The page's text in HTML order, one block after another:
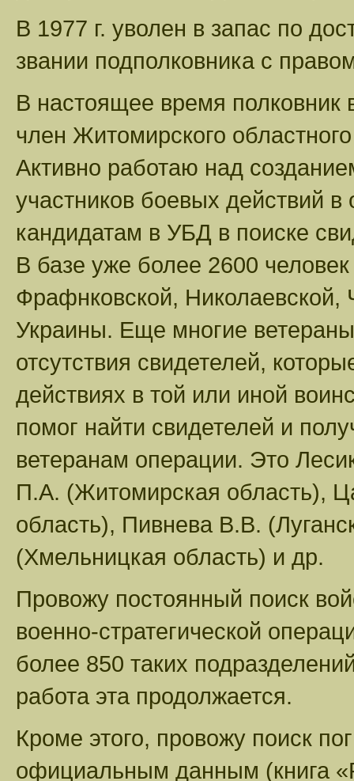
В 1977 г. уволен в запас по
звании подполковника с
В настоящее время полковник
член Житомирского
Активно работаю над
участников боевых действий
кандидатам в УБД в поиске
В базе уже более 2600
Фрафнковской, Николаевской,
Украины. Еще многие
отсутствия свидетелей,
действиях в той или иной
помог найти свидетелей и
ветеранам операции. Это
П.А. (Житомирская область),
область), Пивнева В.В.
(Хмельницкая область) и др.
Провожу постоянный поиск
военно-стратегической
более 850 таких
работа эта продолжается.
Кроме этого, провожу поиск
официальным данным (книга